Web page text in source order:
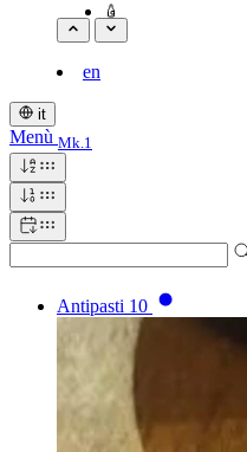
en
it
Menù Mk.1
Antipasti 10